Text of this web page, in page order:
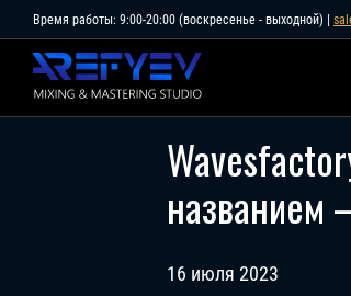
to
content
Время работы: 9:00-20:00 (воскресенье - выходной) |
названием
16 июля 2023